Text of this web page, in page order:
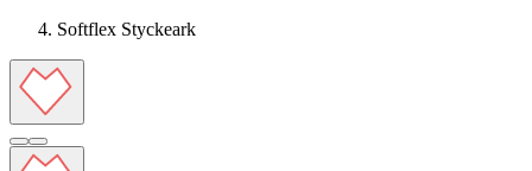
Softflex Styckeark